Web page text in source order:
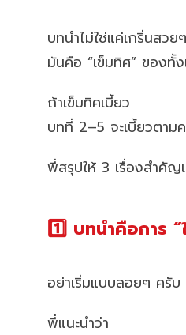
บทนำไม่ใช่แค่เกริ่นสวย
มันคือ “เข็มทิศ” ของทั้ง
ถ้าเข็มทิศเบี้ยว
บทที่ 2–5 จะเบี้ยวตาม
พี่สรุปให้ 3 เรื่องสำคัญ
1️⃣ บทนำคือการ “
อย่าเริ่มแบบลอยๆ ครับ
พี่แนะนำว่า